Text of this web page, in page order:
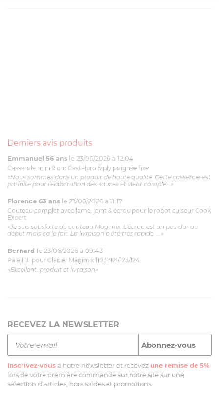
Derniers avis produits
Emmanuel 56 ans le 23/06/2026 à 12:04
Casserole mini 9 cm Castelpro 5 ply poignée fixe
«Nous sommes dans un produit de haute qualité. Cette casserole est
parfaite pour l'élaboration des sauces et vient complé...»
Florence 63 ans le 23/06/2026 à 11:17
Couteau complet avec lame, joint & écrou pour le robot cuiseur Cook
Expert
«Je suis satisfaite du couteau Magimix. L'écrou est un peu dur au
début mais ça le fait. La livraison a été très rapide. ...»
Bernard le 23/06/2026 à 09:43
Pale 1.1L pour Glacier Magimix 11031/121/123/124
«Excellent: produit et livraison»
RECEVEZ LA NEWSLETTER
Inscrivez-vous à notre newsletter et recevez une remise de 5%
lors de votre première commande sur notre site sur une
sélection d’articles, hors soldes et promotions